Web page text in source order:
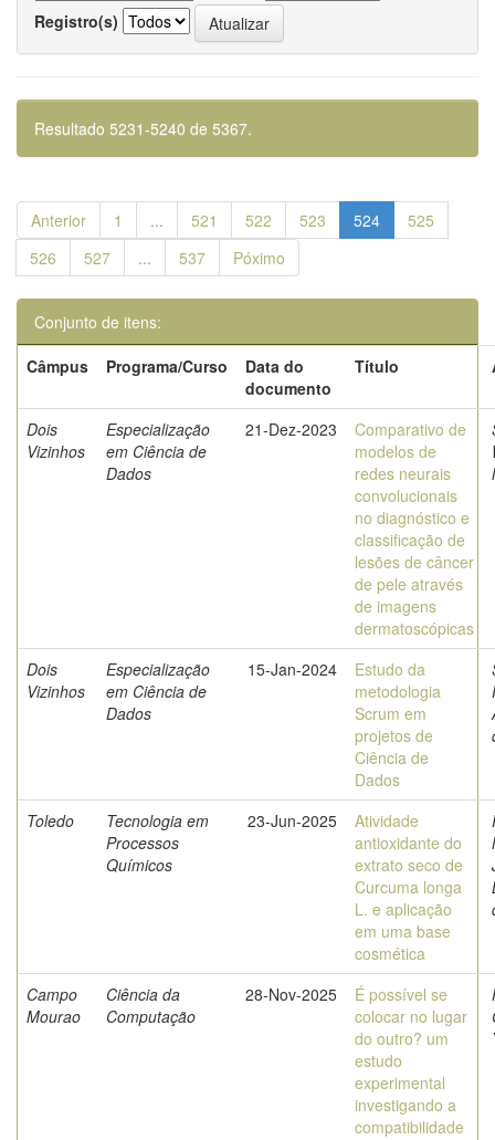
Registro(s)
Resultado 5231-5240 de 5367.
Anterior 1 ... 521 522 523 524
525
526
527 ... 537 Póximo
Conjunto de itens:
Câmpus
Programa/Curso
Data do
documento
Título
Dois
Vizinhos
Especialização
em Ciência de
Dados
21-Dez-2023
Comparativo de
modelos de
redes neurais
convolucionais
no diagnóstico e
classificação de
lesões de câncer
de pele através
de imagens
dermatoscópicas
Dois
Vizinhos
Especialização
em Ciência de
Dados
15-Jan-2024
Estudo da
metodologia
Scrum em
projetos de
Ciência de
Dados
Toledo
Tecnologia em
Processos
Químicos
23-Jun-2025
Atividade
antioxidante do
extrato seco de
Curcuma longa
L. e aplicação
em uma base
cosmética
Campo
Mourao
Ciência da
Computação
28-Nov-2025
É possível se
colocar no lugar
do outro? um
estudo
experimental
investigando a
compatibilidade